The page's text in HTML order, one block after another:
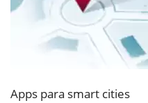
Apps para smart cities